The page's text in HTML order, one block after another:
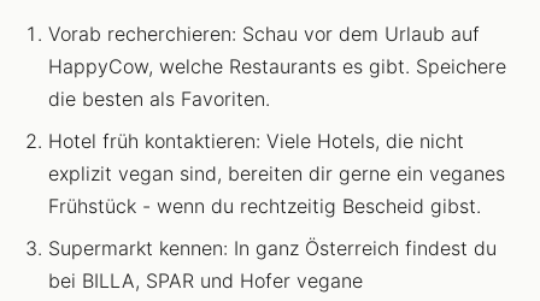
Vorab recherchieren: Schau vor dem Urlaub auf
HappyCow, welche Restaurants es gibt. Speichere
die besten als Favoriten.
Hotel früh kontaktieren: Viele Hotels, die nicht
explizit vegan sind, bereiten dir gerne ein veganes
Frühstück - wenn du rechtzeitig Bescheid gibst.
Supermarkt kennen: In ganz Österreich findest du
bei BILLA, SPAR und Hofer vegane